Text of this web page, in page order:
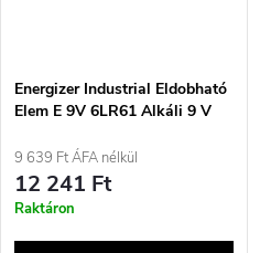
Energizer Industrial Eldobható
Elem E 9V 6LR61 Alkáli 9 V
9 639 Ft ÁFA nélkül
12 241 Ft
Raktáron